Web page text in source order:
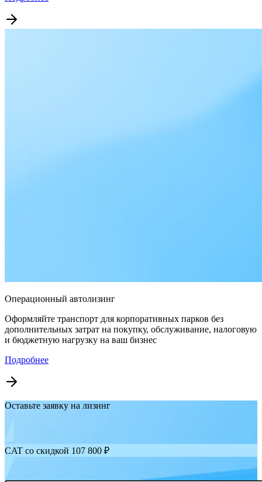
Операционный автолизинг
Оформляйте транспорт для корпоративных парков без
дополнительных затрат на покупку, обслуживание, налоговую
и бюджетную нагрузку на ваш бизнес
Подробнее
Оставьте заявку на лизинг
CAT со скидкой 107 800 ₽